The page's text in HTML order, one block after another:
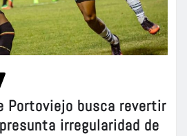
Portoviejo busca revertir
irregularidad de